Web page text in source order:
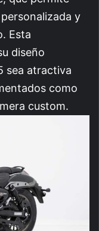
y
Esta
diseño
sea atractiva
como
custom.